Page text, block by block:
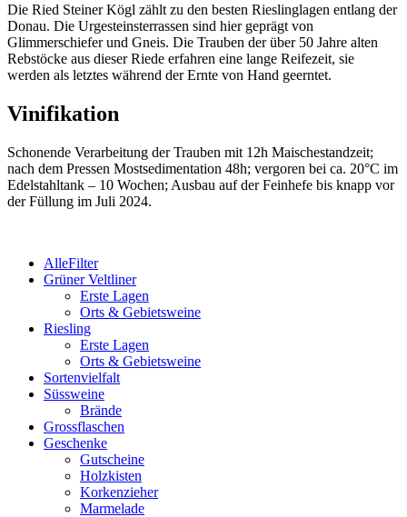
Die Ried Steiner Kögl zählt zu den besten Rieslinglagen entlang der
Donau. Die Urgesteinsterrassen sind hier geprägt von
Glimmerschiefer und Gneis. Die Trauben der über 50 Jahre alten
Rebstöcke aus dieser Riede erfahren eine lange Reifezeit, sie
werden als letztes während der Ernte von Hand geerntet.
Vinifikation
Schonende Verarbeitung der Trauben mit 12h Maischestandzeit;
nach dem Pressen Mostsedimentation 48h; vergoren bei ca. 20°C im
Edelstahltank – 10 Wochen; Ausbau auf der Feinhefe bis knapp vor
der Füllung im Juli 2024.
AlleFilter
Grüner Veltliner
Erste Lagen
Orts & Gebietsweine
Riesling
Erste Lagen
Orts & Gebietsweine
Sortenvielfalt
Süssweine
Brände
Grossflaschen
Geschenke
Gutscheine
Holzkisten
Korkenzieher
Marmelade